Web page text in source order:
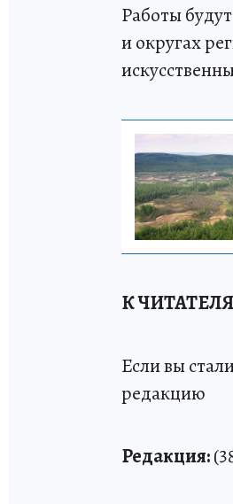
Работы
и округах
К
Если вы
редакцию
Редакция: